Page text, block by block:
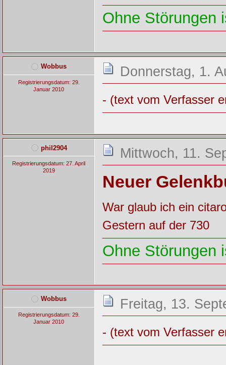
Ohne Störungen
Wobbus
Registrierungsdatum: 29.
Januar 2010
Donnerstag, 1.
- (text vom Verfasser
phil2904
Registrierungsdatum: 27. April
2019
Mittwoch, 11.
Neuer
War glaub ich ein
Gestern auf der 730
Ohne Störungen
Wobbus
Registrierungsdatum: 29.
Januar 2010
Freitag, 13.
- (text vom Verfasser